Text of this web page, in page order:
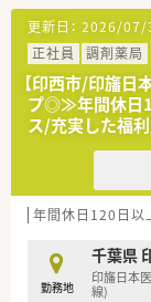
【法人特徴
■ITや農業
基盤は非常
■全国に
続ける急成
■役職に関
織文化が特
【勤務実態
■本社で一
気兼ねなく
っても安
■正社員
き方を実現
更新日： 2026/07/
正社員
調剤薬局
【印西市/印旛日
プ◎≫年間休日
ス/充実した福
年間休日120日以
勤務地
千葉県
印旛日本
線)